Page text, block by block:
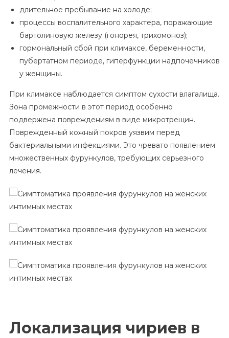
длительное пребывание на холоде;
процессы воспалительного характера, поражающие
бартолиновую железу (гонорея, трихомоноз);
гормональный сбой при климаксе, беременности,
пубертатном периоде, гиперфункции надпочечников
у женщины.
При климаксе наблюдается симптом сухости влагалища.
Зона промежности в этот период особенно
подвержена повреждениям в виде микротрещин.
Поврежденный кожный покров уязвим перед
бактериальными инфекциями. Это чревато появлением
множественных фурункулов, требующих серьезного
лечения.
Локализация чириев в